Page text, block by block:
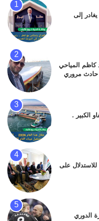
إلى
كاظم المياحي
حادث مروري
الطريق
نوع كيا بنكو
الدولي .
، و انا
للاستدلال على
الدوري